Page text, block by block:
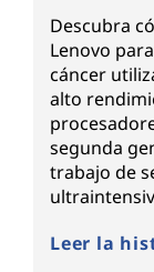
Descubra
Lenovo
cáncer
alto
segunda
trabajo de
Leer la